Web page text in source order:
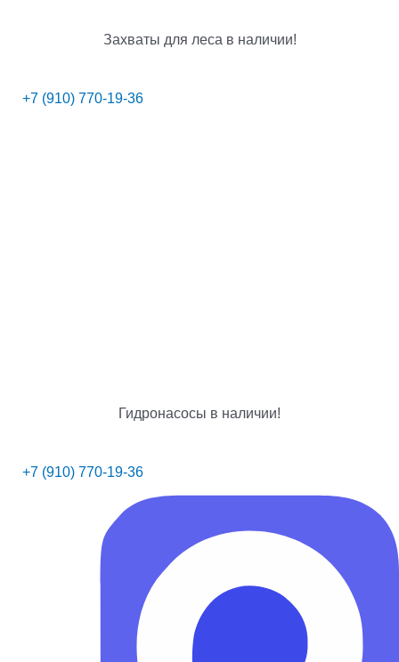
Захваты для леса в наличии!
+7 (910) 770-19-36
Гидронасосы в наличии!
+7 (910) 770-19-36